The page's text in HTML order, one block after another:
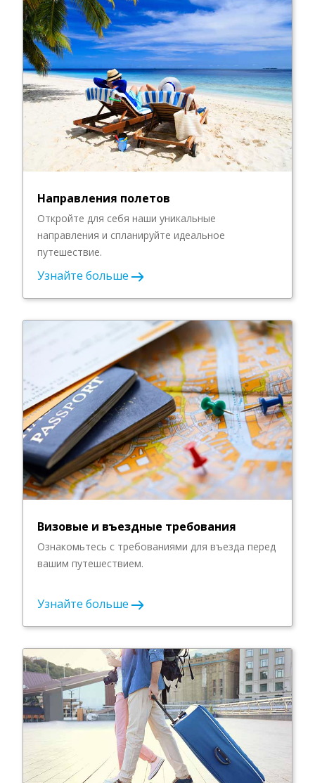
Направления полетов
Откройте для себя наши уникальные
направления и спланируйте идеальное
путешествие.
Узнайте больше
Визовые и въездные требования
Ознакомьтесь с требованиями для въезда перед
вашим путешествием.
Узнайте больше